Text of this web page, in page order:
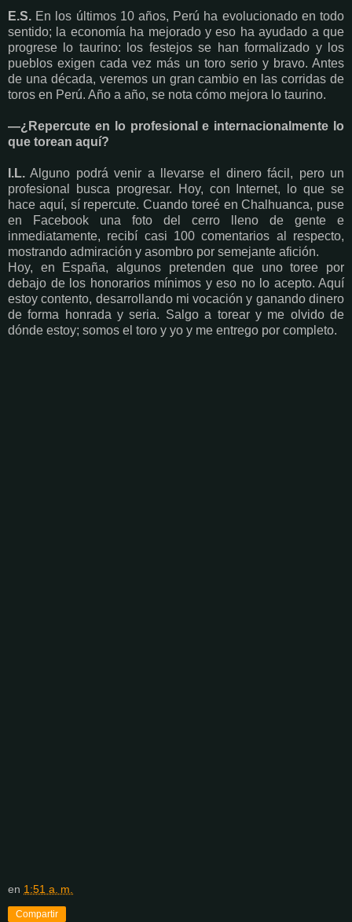
E.S. En los últimos 10 años, Perú ha evolucionado en todo
sentido; la economía ha mejorado y eso ha ayudado a que
progrese lo taurino: los festejos se han formalizado y los
pueblos exigen cada vez más un toro serio y bravo. Antes
de una década, veremos un gran cambio en las corridas de
toros en Perú. Año a año, se nota cómo mejora lo taurino.
—¿Repercute en lo profesional e internacionalmente lo
que torean aquí?
I.L. Alguno podrá venir a llevarse el dinero fácil, pero un
profesional busca progresar. Hoy, con Internet, lo que se
hace aquí, sí repercute. Cuando toreé en Chalhuanca, puse
en Facebook una foto del cerro lleno de gente e
inmediatamente, recibí casi 100 comentarios al respecto,
mostrando admiración y asombro por semejante afición.
Hoy, en España, algunos pretenden que uno toree por
debajo de los honorarios mínimos y eso no lo acepto. Aquí
estoy contento, desarrollando mi vocación y ganando dinero
de forma honrada y seria. Salgo a torear y me olvido de
dónde estoy; somos el toro y yo y me entrego por completo.
en 1:51 a. m.
Compartir